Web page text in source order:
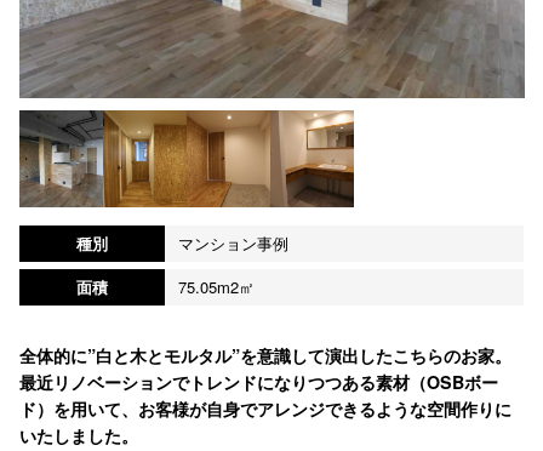
種別
マンション事例
面積
75.05m2㎡
全体的に”白と木とモルタル”を意識して演出したこちらのお家。
最近リノベーションでトレンドになりつつある素材（OSBボー
ド）を用いて、お客様が自身でアレンジできるような空間作りに
いたしました。